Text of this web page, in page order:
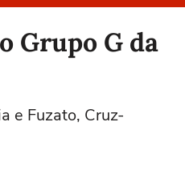
Grupo G da
e Fuzato, Cruz-